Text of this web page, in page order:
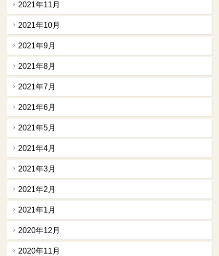
2021年11月
2021年10月
2021年9月
2021年8月
2021年7月
2021年6月
2021年5月
2021年4月
2021年3月
2021年2月
2021年1月
2020年12月
2020年11月